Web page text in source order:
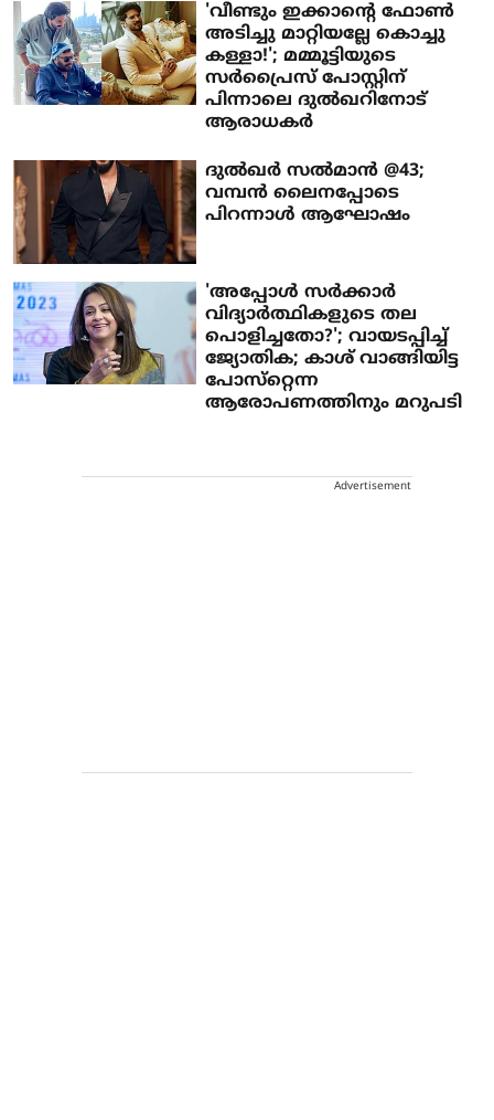
'വീണ്ടും ഇക്കാൻ്റെ ഫോൺ
അടിച്ചു മാറ്റിയല്ലേ കൊച്ചു
കള്ളാ!'; മമ്മൂട്ടിയുടെ
സർപ്രൈസ് പോസ്റ്റിന്
പിന്നാലെ ദുൽഖറിനോട്
ആരാധകർ
ദുൽഖർ സൽമാൻ @43;
വമ്പൻ ലൈനപ്പോടെ
പിറന്നാൾ ആഘോഷം
'അപ്പോള്‍ സര്‍ക്കാര്‍
വിദ്യാര്‍ത്ഥികളുടെ തല
പൊളിച്ചതോ?'; വായടപ്പിച്ച്
ജ്യോതിക; കാശ് വാങ്ങിയിട്ട
പോസ്‌റ്റെന്ന
ആരോപണത്തിനും മറുപടി
Advertisement